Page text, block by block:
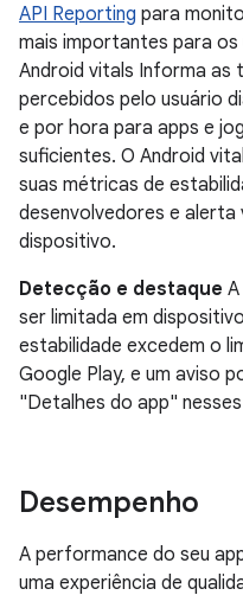
API Reporting para
mais importantes para os
Android vitals Informa as
percebidos pelo usuário
e por hora para apps e
suficientes. O Android
suas métricas de
desenvolvedores e
dispositivo.
Detecção e destaque
ser limitada em
estabilidade excedem o
Google Play, e um aviso
"Detalhes do app"
Desempenho
A performance do seu
uma experiência de